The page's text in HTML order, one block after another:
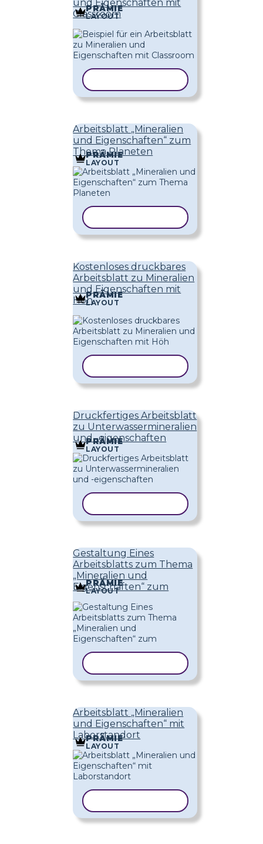
und Eigenschaften mit
Classroom
PRÄMIE
LAYOUT
Arbeitsblatt „Mineralien
und Eigenschaften“ zum
Thema Planeten
PRÄMIE
LAYOUT
Kostenloses druckbares
Arbeitsblatt zu Mineralien
und Eigenschaften mit
Höh
PRÄMIE
LAYOUT
Druckfertiges Arbeitsblatt
zu Unterwassermineralien
und -eigenschaften
PRÄMIE
LAYOUT
Gestaltung Eines
Arbeitsblatts zum Thema
„Mineralien und
Eigenschaften“ zum
PRÄMIE
LAYOUT
Arbeitsblatt „Mineralien
und Eigenschaften“ mit
Laborstandort
PRÄMIE
LAYOUT